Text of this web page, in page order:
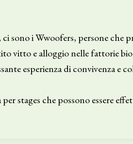
sono i Wwoofers, persone che
vitto e alloggio nelle fattorie
esperienza di convivenza e
stages che possono essere